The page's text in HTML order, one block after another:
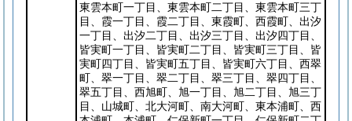
東雲本町一丁目、東雲本町二丁目、東雲本町三丁
目、霞一丁目、霞二丁目、東霞町、西霞町、出汐
一丁目、出汐二丁目、出汐三丁目、出汐四丁目、
皆実町一丁目、皆実町二丁目、皆実町三丁目、皆
実町四丁目、皆実町五丁目、皆実町六丁目、西翠
町、翠一丁目、翠二丁目、翠三丁目、翠四丁目、
翠五丁目、西旭町、旭一丁目、旭二丁目、旭三丁
目、山城町、北大河町、南大河町、東本浦町、西